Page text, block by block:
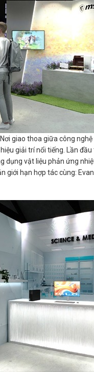
Nơi giao thoa giữa công
giải trí nổi tiếng. Lần
dụng vật liệu phản ứng
giới hạn hợp tác cùng: